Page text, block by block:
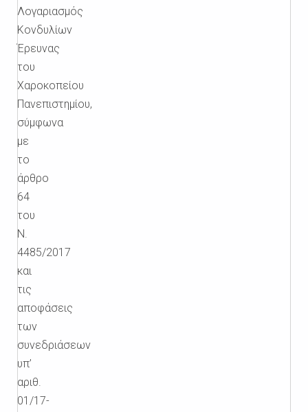
Λογαριασμός
Κονδυλίων
Έρευνας
του
Χαροκοπείου
Πανεπιστημίου,
σύμφωνα
με
το
άρθρο
64
του
Ν.
4485/2017
και
τις
αποφάσεις
των
συνεδριάσεων
υπ’
αριθ.
01/17-